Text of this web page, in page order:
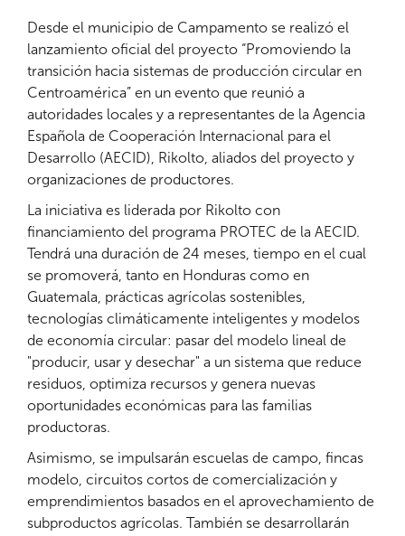
Desde el municipio de Campamento se realizó el
lanzamiento oficial del proyecto “Promoviendo la
transición hacia sistemas de producción circular en
Centroamérica” en un evento que reunió a
autoridades locales y a representantes de la Agencia
Española de Cooperación Internacional para el
Desarrollo (AECID), Rikolto, aliados del proyecto y
organizaciones de productores.
La iniciativa es liderada por Rikolto con
financiamiento del programa PROTEC de la AECID.
Tendrá una duración de 24 meses, tiempo en el cual
se promoverá, tanto en Honduras como en
Guatemala, prácticas agrícolas sostenibles,
tecnologías climáticamente inteligentes y modelos
de economía circular: pasar del modelo lineal de
"producir, usar y desechar" a un sistema que reduce
residuos, optimiza recursos y genera nuevas
oportunidades económicas para las familias
productoras.
Asimismo, se impulsarán escuelas de campo, fincas
modelo, circuitos cortos de comercialización y
emprendimientos basados en el aprovechamiento de
subproductos agrícolas. También se desarrollarán